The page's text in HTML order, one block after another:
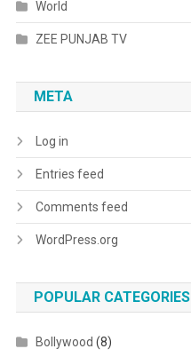
World
ZEE PUNJAB TV
META
Log in
Entries feed
Comments feed
WordPress.org
POPULAR CATEGORIES
Bollywood (8)